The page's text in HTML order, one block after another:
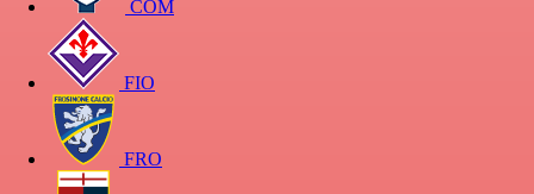
COM
FIO
FRO